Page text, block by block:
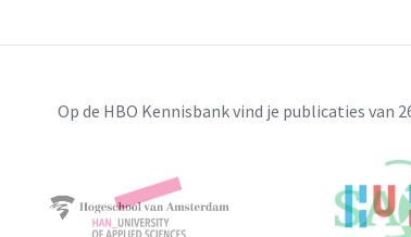
Op de HBO Kennisbank vind je publicaties van